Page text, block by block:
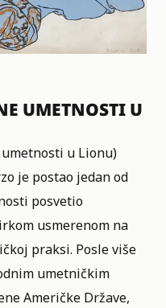
UMETNOSTI U
u Lionu)
je postao jedan od
posvetio
usmerenom na
praksi. Posle više
umetničkim
Američke Države,